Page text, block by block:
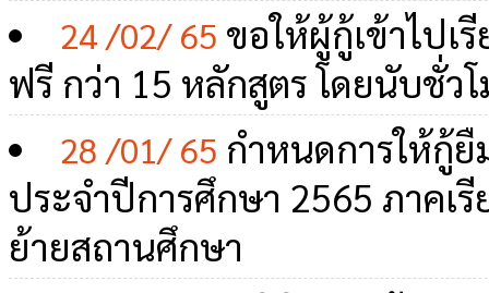
24 /02/ 65 ขอให้ผู้กู้เข้าไปเ
ฟรี กว่า 15 หลักสูตร โดยนับชั่ว
28 /01/ 65 กำหนดการให้กู้
ประจำปีการศึกษา 2565 ภาคเ
ย้ายสถานศึกษา